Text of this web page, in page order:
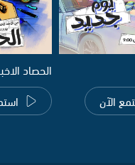
الآن
الحصاد